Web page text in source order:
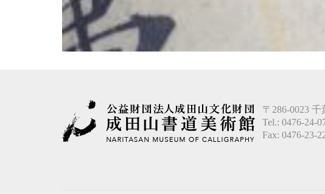
〒286-0023
Tel.: 0476-24-
Fax: 0476-23-